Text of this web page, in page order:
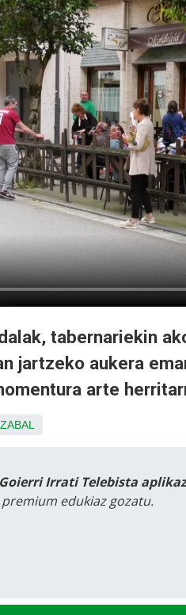
tabernariekin
jartzeko aukera
arte
Goierri Irrati Telebista
edukiaz gozatu.